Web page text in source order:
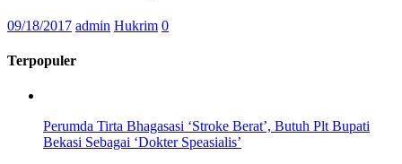
09/18/2017 admin Hukrim 0
Terpopuler
Perumda Tirta Bhagasasi ‘Stroke Berat’, Butuh Plt Bupati
Bekasi Sebagai ‘Dokter Speasialis’